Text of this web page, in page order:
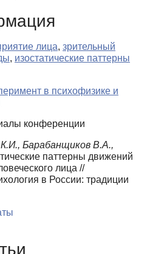
лица, зрительный
, изостатические паттерны
в психофизике и
конференции
Барабанщиков В.А.,
паттерны движений
лица //
в России: традиции